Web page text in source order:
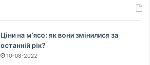
Ціни на м’ясо: як вони змінилися за
останній рік?
10-08-2022